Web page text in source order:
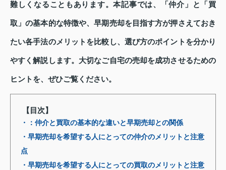
難しくなることもあります。本記事では、「仲介」と「買
取」の基本的な特徴や、早期売却を目指す方が押さえておき
たい各手法のメリットを比較し、選び方のポイントを分かり
やすく解説します。大切なご自宅の売却を成功させるための
ヒントを、ぜひご覧ください。
【目次】
・：仲介と買取の基本的な違いと早期売却との関係
・早期売却を希望する人にとっての仲介のメリットと注意
点
・早期売却を希望する人にとっての買取のメリットと注意